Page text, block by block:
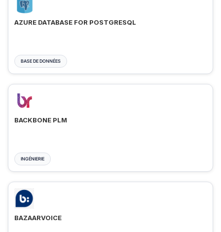
AZURE DATABASE FOR POSTGRESQL
BASE DE DONNÉES
BACKBONE PLM
INGÉNIERIE
BAZAARVOICE